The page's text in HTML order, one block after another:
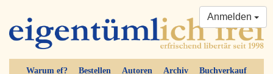
Warum ef? Bestellen Autoren Archiv Buchverkauf
Anmelden